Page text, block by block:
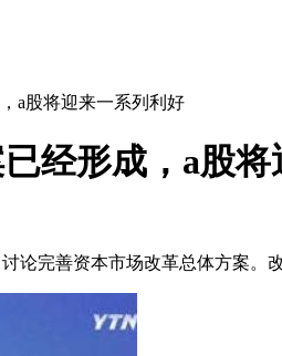
a股将迎来一系列利好
经形成，a股
论完善资本市场改革总体方案。